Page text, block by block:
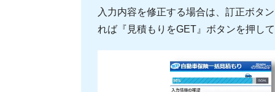
入力内容を修正する場合は、訂正ボタ
れば『見積もりをGET』ボタンを押し